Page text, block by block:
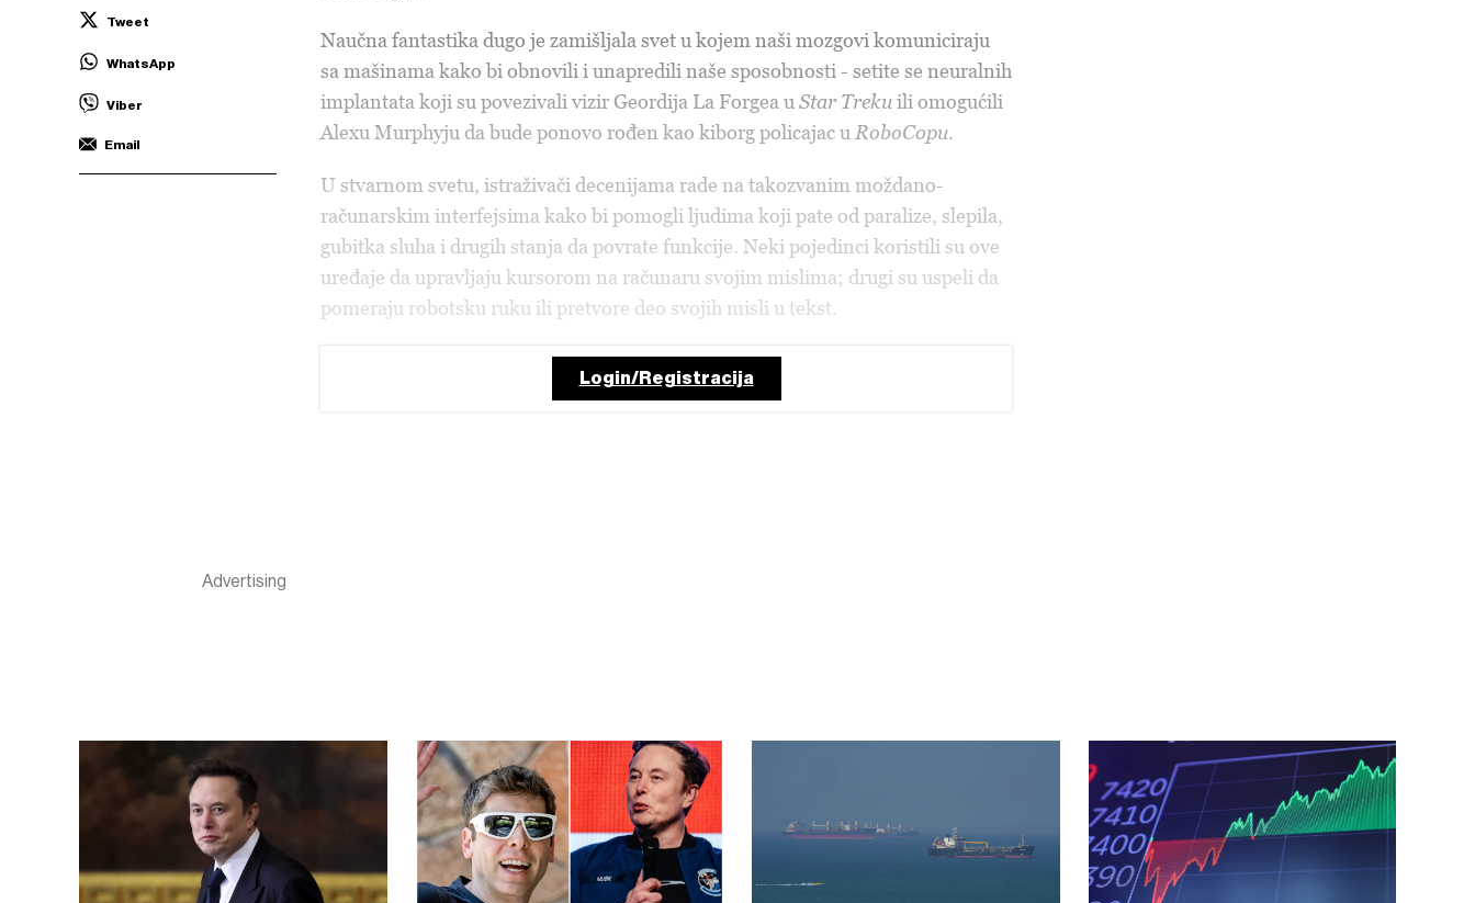
Tweet
WhatsApp
Viber
Email
Naučna fantastika dugo je zamišljala svet u kojem naši mozgovi komuniciraju
sa mašinama kako bi obnovili i unapredili naše sposobnosti - setite se neuralnih
implantata koji su povezivali vizir Geordija La Forgea u Star Trekuili omogućili
Alexu Murphyju da bude ponovo rođen kao kiborg policajac u RoboCopu.
U stvarnom svetu, istraživači decenijama rade na takozvanim moždano-
računarskim interfejsima kako bi pomogli ljudima koji pate od paralize, slepila,
gubitka sluha i drugih stanja da povrate funkcije. Neki pojedinci koristili su ove
uređaje da upravljaju kursorom na računaru svojim mislima; drugi su uspeli da
pomeraju robotsku ruku ili pretvore deo svojih misli u tekst.
Login/Registracija